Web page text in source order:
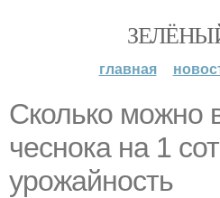
главная
Сколько можно
чеснока на 1
урожайность